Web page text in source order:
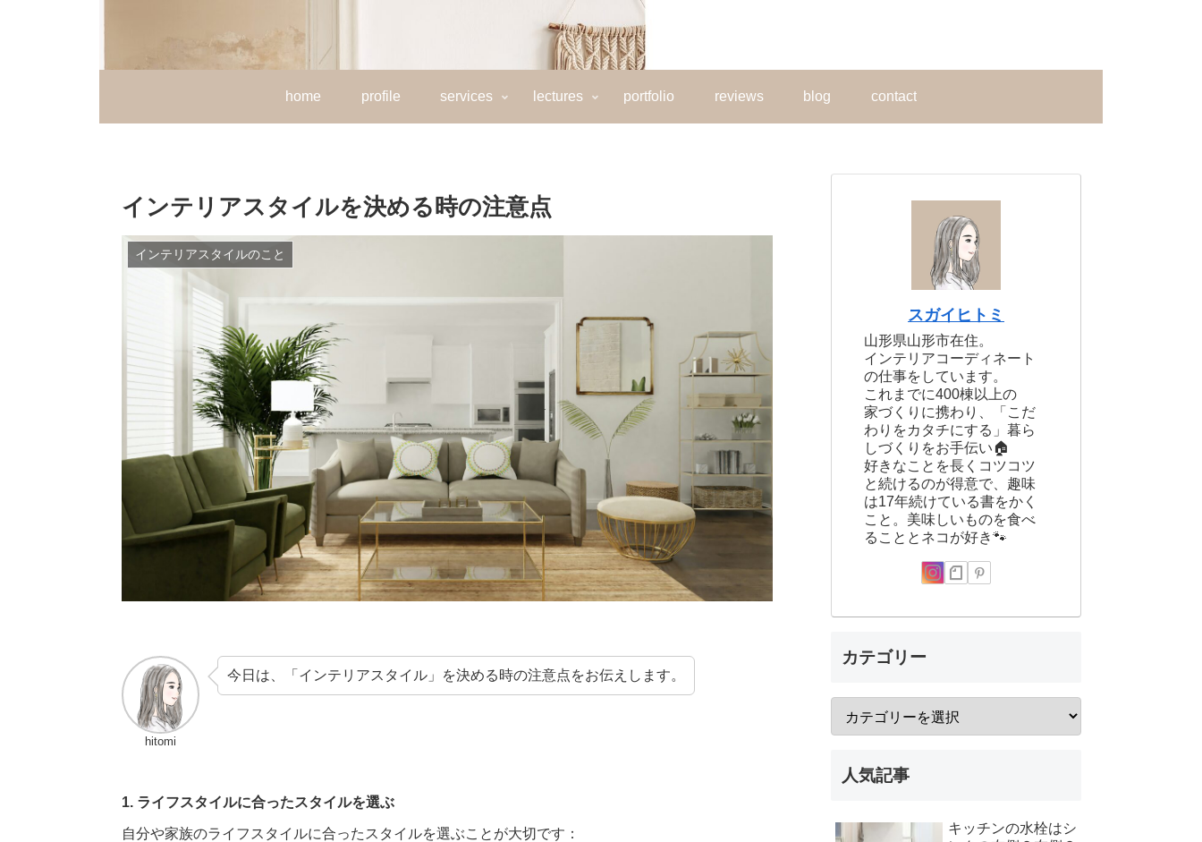
home profile services lectures portfolio reviews blog contact
インテリアスタイルを決める時の注意点
インテリアスタイルのこと
hitomi
今日は、「インテリアスタイル」を決める時の注意点をお伝えします。
1. ライフスタイルに合ったスタイルを選ぶ
自分や家族のライフスタイルに合ったスタイルを選ぶことが大切です：
スガイヒトミ
山形県山形市在住。
インテリアコーディネート
の仕事をしています。
これまでに400棟以上の
家づくりに携わり、「こだ
わりをカタチにする」暮ら
しづくりをお手伝い🏠
好きなことを長くコツコツ
と続けるのが得意で、趣味
は17年続けている書をかく
こと。美味しいものを食べ
ることとネコが好き🐾
カテゴリー
人気記事
キッチンの水栓はシ